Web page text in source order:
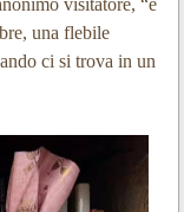
visitatore, “è
una flebile
ci si trova in un